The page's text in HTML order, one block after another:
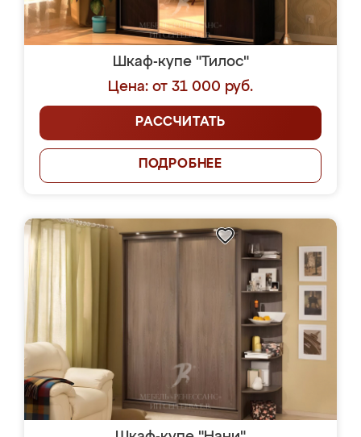
Шкаф-купе "Тилос"
Цена: от 31 000 руб.
РАССЧИТАТЬ
ПОДРОБНЕЕ